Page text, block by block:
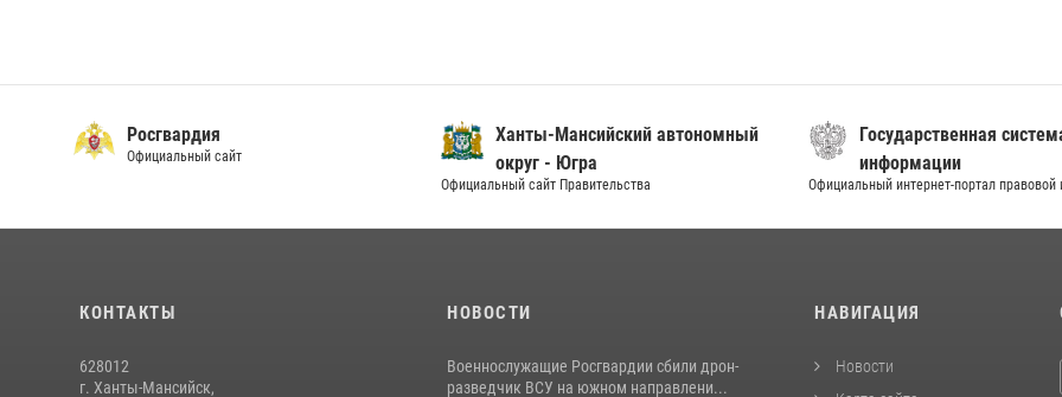
Росгвардия
Официальный сайт
Ханты-Мансийский автономный
округ - Югра
Официальный сайт Правительства
Государственная
информации
Официальный интернет-портал
КОНТАКТЫ
628012
г. Ханты-Мансийск,
НОВОСТИ
Военнослужащие Росгвардии сбили дрон-
разведчик ВСУ на южном направлени...
НАВИГАЦИЯ
Новости